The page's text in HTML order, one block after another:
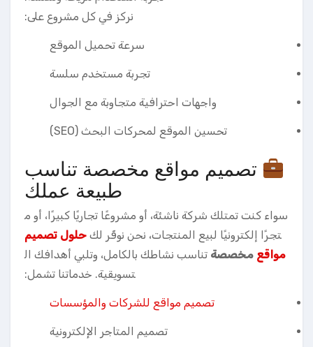
نركز في كل مشروع على:
سرعة تحميل الموقع
تجربة مستخدم سلسة
واجهات احترافية متجاوبة مع الجوال
تحسين الموقع لمحركات البحث (SEO)
تصميم مواقع مخصصة تناسب
طبيعة عملك
سواء كنت تمتلك شركة ناشئة، أو مشروعًا تجاريًا كبيرًا، أو م
تجرًا إلكترونيًا لبيع المنتجات، نحن نوفّر لك حلول تصميم
مواقع مخصصة تناسب نشاطك بالكامل، وتلبي أهدافك ال
تسويقية. خدماتنا تشمل:
تصميم مواقع للشركات والمؤسسات
تصميم المتاجر الإلكترونية